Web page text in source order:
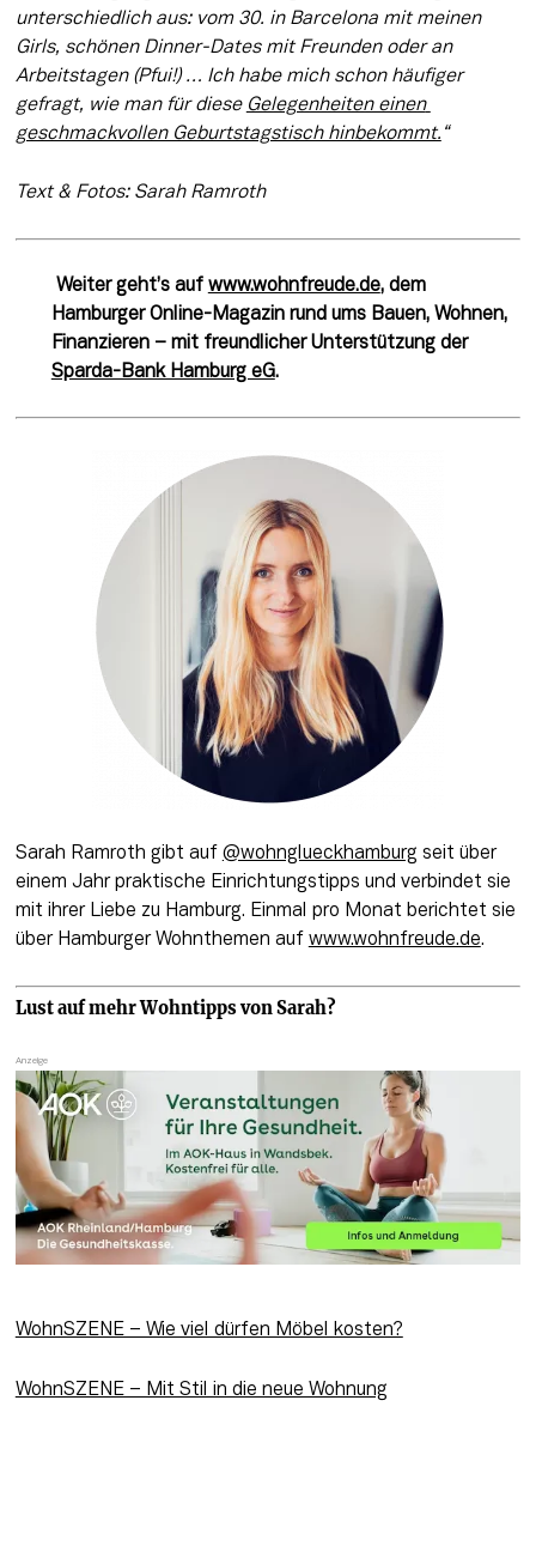
unterschiedlich aus: vom 30. in Barcelona mit meinen
Girls, schönen Dinner-Dates mit Freunden oder an
Arbeitstagen (Pfui!) … Ich habe mich schon häufiger
gefragt, wie man für diese Gelegenheiten einen
geschmackvollen Geburtstagstisch hinbekommt. “
Text & Fotos: Sarah Ramroth
Weiter geht’s auf www.wohnfreude.de, dem
Hamburger Online-Magazin rund ums Bauen, Wohnen,
Finanzieren – mit freundlicher Unterstützung der
Sparda-Bank Hamburg eG.
Sarah Ramroth gibt auf @wohnglueckhamburg seit über
einem Jahr praktische Einrichtungstipps und verbindet sie
mit ihrer Liebe zu Hamburg. Einmal pro Monat berichtet sie
über Hamburger Wohnthemen auf www.wohnfreude.de.
Lust auf mehr Wohntipps von Sarah?
WohnSZENE – Wie viel dürfen Möbel kosten?
WohnSZENE – Mit Stil in die neue Wohnung